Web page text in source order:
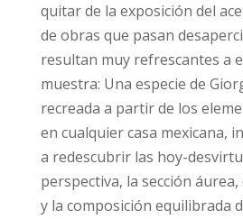
quitar de la exposición del
de obras que pasan
resultan muy refrescantes a
muestra: Una especie de
recreada a partir de los
en cualquier casa mexicana,
a redescubrir las hoy-
perspectiva, la sección
y la composición equilibrada